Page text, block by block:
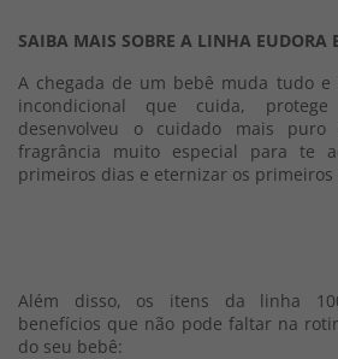
SAIBA MAIS SOBRE A LINHA EUDORA
A chegada de um bebê muda tudo
incondicional que cuida,
desenvolveu o cuidado mais
fragrância muito especial para te
primeiros dias e eternizar os primeiros
Além disso, os itens da linha
benefícios que não pode faltar na
do seu bebê: